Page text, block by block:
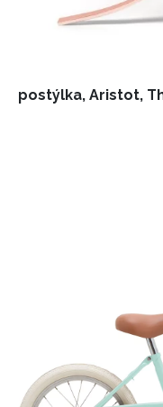
postýlka, Aristot,